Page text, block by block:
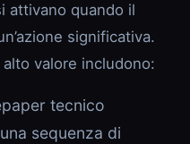
attivano quando il
significativa.
valore includono:
tecnico
sequenza di